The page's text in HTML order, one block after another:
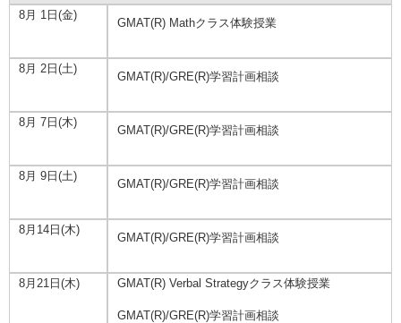
8月 1日(金)
GMAT(R) Mathクラス体験授業
8月 2日(土)
GMAT(R)/GRE(R)学習計画相談
8月 7日(木)
GMAT(R)/GRE(R)学習計画相談
8月 9日(土)
GMAT(R)/GRE(R)学習計画相談
8月14日(木)
GMAT(R)/GRE(R)学習計画相談
8月21日(木) GMAT(R) Verbal Strategyクラス体験授業
GMAT(R)/GRE(R)学習計画相談